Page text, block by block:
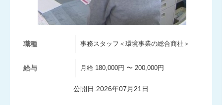
職種 事務スタッフ＜環境事業の総合商社＞
給与 月給 180,000円 〜 200,000円
公開日:2026年07月21日